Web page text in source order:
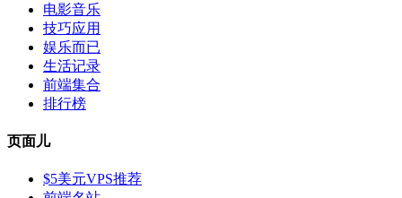
电影音乐
技巧应用
娱乐而已
生活记录
前端集合
排行榜
页面儿
$5美元VPS推荐